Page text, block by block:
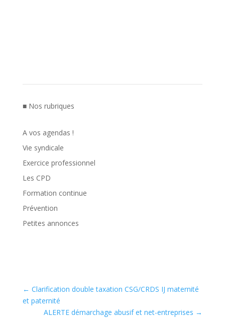
■ Nos rubriques
A vos agendas !
Vie syndicale
Exercice professionnel
Les CPD
Formation continue
Prévention
Petites annonces
← Clarification double taxation CSG/CRDS IJ maternité
et paternité
ALERTE démarchage abusif et net-entreprises →